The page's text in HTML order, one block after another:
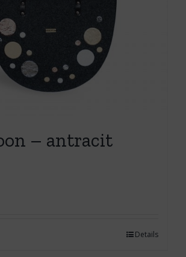
– antracit
Details